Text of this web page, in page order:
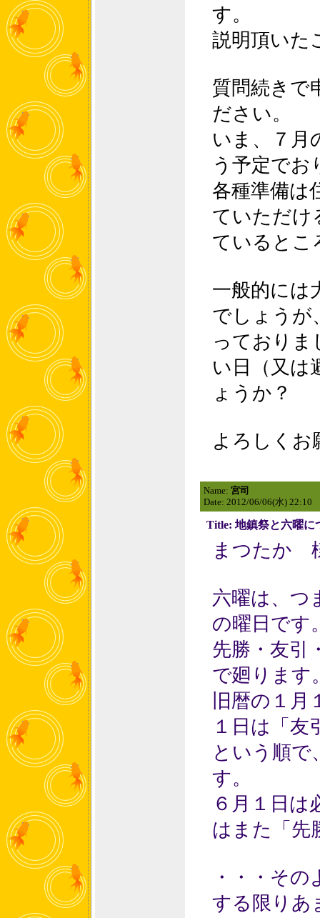
す。
説明頂いた
質問続きで
ださい。
いま、７月
う予定でお
各種準備は
ていただけ
ているとこ
一般的には
でしょうが
っておりま
い日（又は
ょうか？
よろしくお
Name: 宮司
Date: 2012/06/06(水) 22:10
Title: 地鎮祭と六曜に
まつたか
六曜は、つ
の曜日です
先勝・友引
で廻ります
旧暦の１
１日は「友
という順で
す。
６月１日は
はまた「先
・・・そ
する限りあ